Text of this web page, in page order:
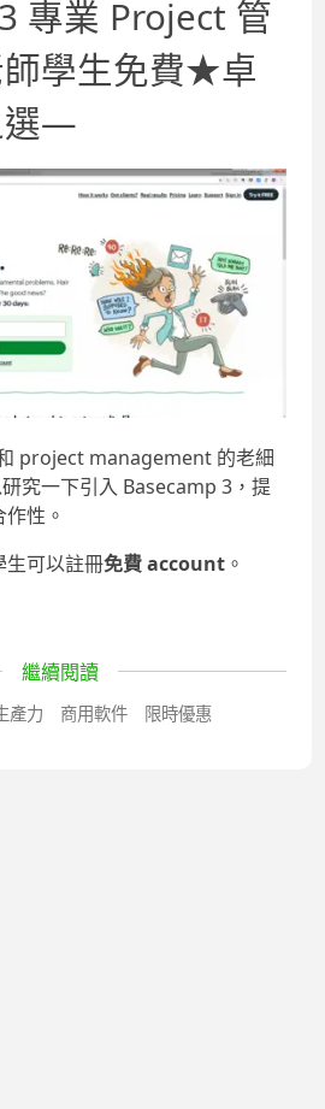
專業 Project 管
學生免費★卓
選—
project management 的老細
究一下引入 Basecamp 3，提
性。
生可以註冊免費 account 。
繼續閱讀
產力 商用軟件 限時優惠